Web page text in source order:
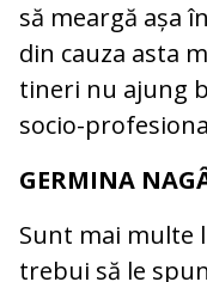
să meargă așa
din cauza asta
tineri nu ajung
socio-
GERMINA
Sunt mai multe
trebui să le